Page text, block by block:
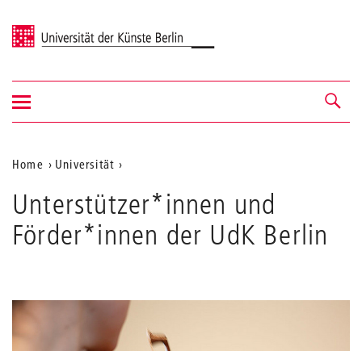
Universität der Künste Berlin
Navigation &
Suche
Navigation
ein-/ausblenden
Aktuelle
Position
auf
der
Home Universität
Unterstützer*innen und
Förder*innen der UdK Berlin